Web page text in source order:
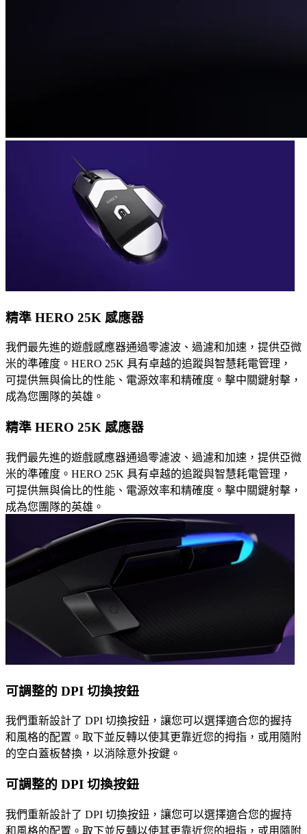
精準 HERO 25K 感應器
我們最先進的遊戲感應器通過零濾波、過濾和加速，提供亞微
米的準確度。HERO 25K 具有卓越的追蹤與智慧耗電管理，
可提供無與倫比的性能、電源效率和精確度。擊中關鍵射擊，
成為您團隊的英雄。
精準 HERO 25K 感應器
我們最先進的遊戲感應器通過零濾波、過濾和加速，提供亞微
米的準確度。HERO 25K 具有卓越的追蹤與智慧耗電管理，
可提供無與倫比的性能、電源效率和精確度。擊中關鍵射擊，
成為您團隊的英雄。
可調整的 DPI 切換按鈕
我們重新設計了 DPI 切換按鈕，讓您可以選擇適合您的握持
和風格的配置。取下並反轉以使其更靠近您的拇指，或用隨附
的空白蓋板替換，以消除意外按鍵。
可調整的 DPI 切換按鈕
我們重新設計了 DPI 切換按鈕，讓您可以選擇適合您的握持
和風格的配置。取下並反轉以使其更靠近您的拇指，或用隨附